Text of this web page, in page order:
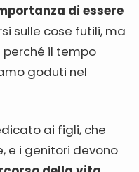
di essere
sulle cose futili, ma
perché il tempo
goduti nel
ai figli, che
e i genitori devono